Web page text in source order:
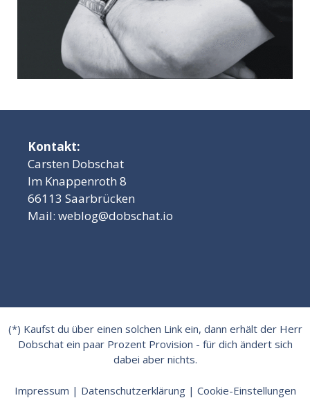
Kontakt:
Carsten Dobschat
Im Knappenroth 8
66113 Saarbrücken
Mail: weblog@dobschat.io
(*) Kaufst du über einen solchen Link ein, dann erhält der Herr
Dobschat ein paar Prozent Provision - für dich ändert sich
dabei aber nichts.
Impressum | Datenschutzerklärung| Cookie-Einstellungen